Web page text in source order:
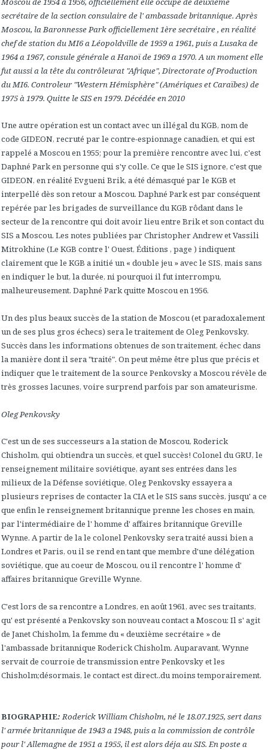
secrétaire de la section consulaire de l' ambassade britannique. Après
Moscou, la Baronnesse Park officiellement 1ère secrétaire , en réalité
chef de station du MI6 a Léopoldville de 1959 a 1961, puis a Lusaka de
1964 a 1967, consule générale a Hanoï de 1969 a 1970. A un moment elle
fut aussi a la tête du contrôleurat "Afrique", Directorate ofProduction
du MI6. Controleur "Western Hémisphère" (Amériques et Caraïbes) de
1975 à 1979. Quitte le SIS en 1979. Décédée en 2010
Une autre opération est un contact avec un illégal du KGB, nom de
code GIDEON, recruté par le contre-espionnage canadien, et qui est
rappelé a Moscou en 1955; pour la première rencontre avec lui, c'est
Daphné Park en personne qui s'y colle. Ce que le SIS ignore, c'est que
GIDEON, en réalité Evgueni Brik, a été démasqué par le KGB et
interpellé dès son retour a Moscou. Daphné Park est par conséquent
repérée par les brigades de surveillance du KGB rôdant dans le
secteur de la rencontre qui doit avoir lieu entre Brik et son contact du
SIS a Moscou. Les notes publiées par Christopher Andrew et Vassili
Mitrokhine (Le KGB contre l' Ouest, Éditions , page ) indiquent
clairement que le KGB a initié un « double jeu » avec le SIS, mais sans
en indiquer le but, la durée, ni pourquoi il fut interrompu,
malheureusement. Daphné Park quitte Moscou en 1956.
Un des plus beaux succès de la station de Moscou (et paradoxalement
un de ses plus gros échecs) sera le traitement de Oleg Penkovsky.
Succès dans les informations obtenues de son traitement, échec dans
la manière dont il sera "traité". On peut même être plus que précis et
indiquer que le traitement de la source Penkovsky a Moscou révèle de
très grosses lacunes, voire surprend parfois par son amateurisme.
Oleg Penkovsky
C'est un de ses successeurs a la station de Moscou, Roderick
Chisholm, qui obtiendra un succès, et quel succès! Colonel du GRU, le
renseignement militaire soviétique, ayant ses entrées dans les
milieux de la Défense soviétique, Oleg Penkovsky essayera a
plusieurs reprises de contacter la CIA et le SIS sans succès, jusqu' a ce
que enfin le renseignement britannique prenne les choses en main,
par l'intermédiaire de l' homme d' affaires britannique Greville
Wynne. A partir de la le colonel Penkovsky sera traité aussi bien a
Londres et Paris, ou il se rend en tant que membre d'une délégation
soviétique, que au coeur de Moscou, ou il rencontre l' homme d'
affaires britannique Greville Wynne.
C'est lors de sa rencontre a Londres, en août 1961, avec ses traitants,
qu' est présenté a Penkovsky son nouveau contact a Moscou: Il s' agit
de Janet Chisholm, la femme du « deuxième secrétaire » de
l'ambassade britannique Roderick Chisholm. Auparavant, Wynne
servait de courroie de transmission entre Penkovsky et les
Chisholm;désormais, le contact est direct..du moins temporairement.
BIOGRAPHIE: Roderick William Chisholm, né le 18.07.1925, sert dans
l' armée britannique de 1943 a 1948, puis a la commission de contrôle
pour l' Allemagne de 1951 a 1955, il est alors déja au SIS. En poste a